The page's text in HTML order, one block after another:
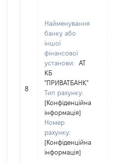
8
Найменування
банку або
іншої
фінансової
установи:
АТ
КБ
"ПРИВАТБАНК"
Тип рахунку:
[Конфіденційна
інформація]
Номер
рахунку:
[Конфіденційна
інформація]